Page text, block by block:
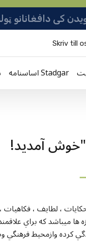
Skriv till
اساسنامه Stadgar
"خوش آمديد
ها ميباشد که براي
کرده وازمحيط فرهنگي